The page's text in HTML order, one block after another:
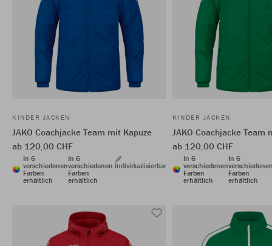
KINDER JACKEN
JAKO Coachjacke Team mit Kapuze
ab 120,00 CHF
In 6
verschiedenen
Farben
erhältlich
In 6
verschiedenen
Farben
erhältlich
Individualisierbar
KINDER JACKEN
JAKO Coachjacke Team
ab 120,00 CHF
In 6
verschiedenen
Farben
erhältlich
In 6
Farben
erhältlich